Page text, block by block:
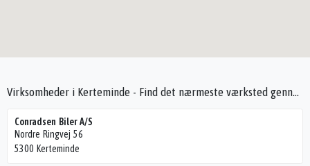
Virksomheder i Kerteminde - Find det nærmeste værksted gennem Seek4Cars
Conradsen Biler A/S
Nordre Ringvej 56
5300 Kerteminde